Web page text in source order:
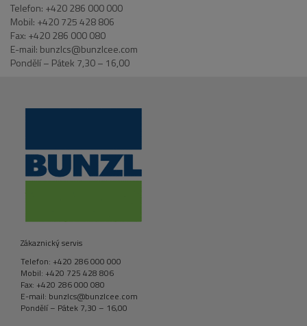
Telefon: +420 286 000 000
Mobil: +420 725 428 806
Fax: +420 286 000 080
E-mail: bunzlcs@bunzlcee.com
Pondělí – Pátek 7,30 – 16,00
Zákaznický servis
Telefon: +420 286 000 000
Mobil: +420 725 428 806
Fax: +420 286 000 080
E-mail: bunzlcs@bunzlcee.com
Pondělí – Pátek 7,30 – 16,00